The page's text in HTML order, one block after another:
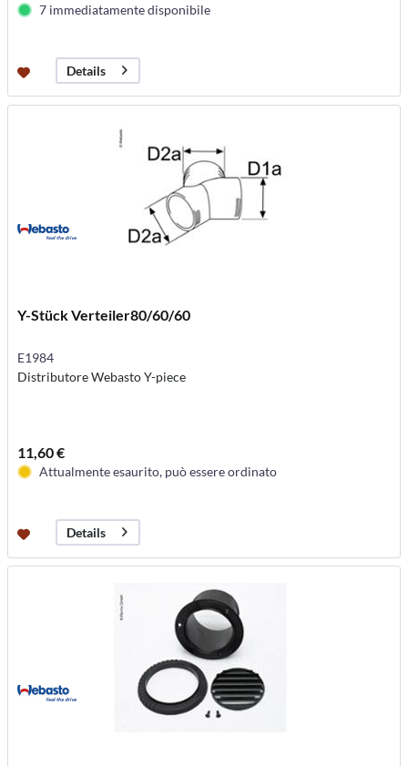
7 immediatamente disponibile
Details
Y-Stück Verteiler80/60/60
E1984
Distributore Webasto Y-piece
11,60 €
Attualmente esaurito, può essere ordinato
Details